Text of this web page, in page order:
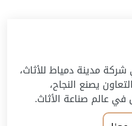
مدينة دمياط للأثاث،
يصنع النجاح،
عالم صناعة الأثاث.